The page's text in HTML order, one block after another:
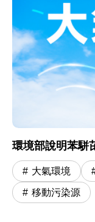
環境部說明苯駢
大氣環境
移動污染源